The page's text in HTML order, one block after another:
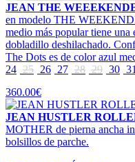
JEAN THE
en modelo THE
medio más popular tiene una
dobladillo deshilachado.
The Dots es de color azul
24 25 26 27 28 29 30 31
360.00€
JEAN HUSTLER
MOTHER de pierna ancha
bolsillos de parche.